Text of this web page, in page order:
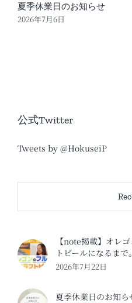
夏季休業日のお知らせ
2026年7月6日
公式Twitter
Tweets by @HokuseiP
【note掲載】オレ
トビールになるまで。
2026年7月22日
夏季休業日のお知ら